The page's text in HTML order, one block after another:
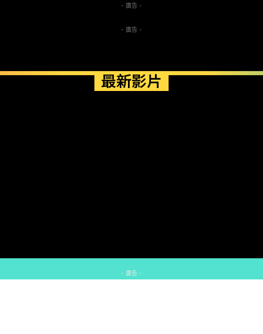
- 廣告 -
- 廣告 -
最新影片
- 廣告 -